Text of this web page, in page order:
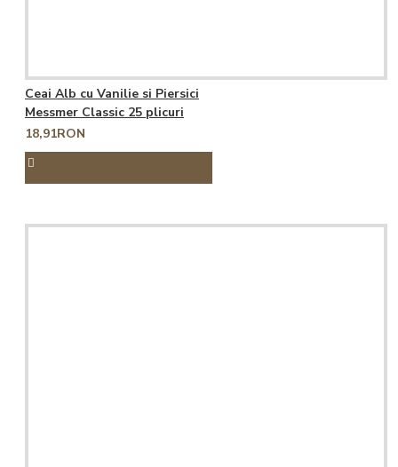
Ceai Alb cu Vanilie si Piersici
Messmer Classic 25 plicuri
18,91RON